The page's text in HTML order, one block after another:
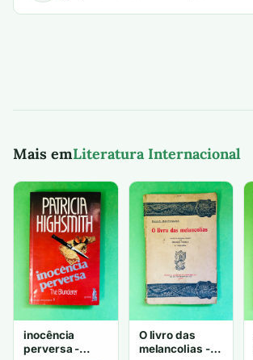
Mais emLiteratura Internacional
inocência
perversa -
O livro das
melancolias -